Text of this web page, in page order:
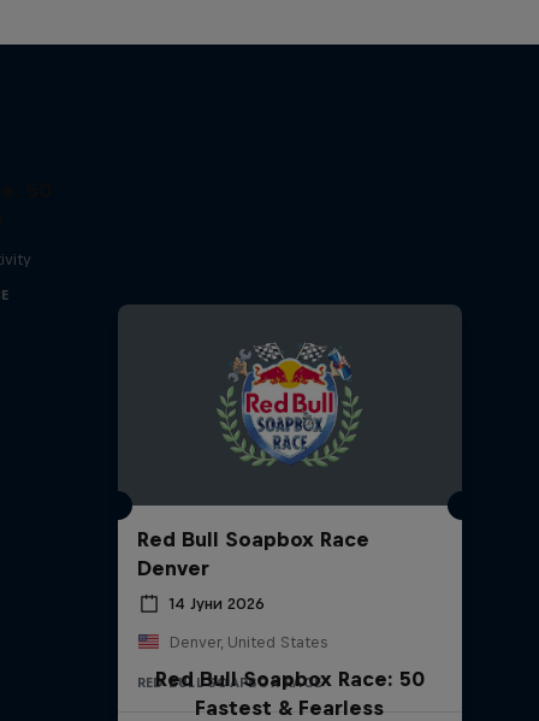
Red Bull Soapbox Race
Denver
14 Јуни 2026
Denver, United States
RED BULL SOAPBOX RACE
Red Bull Soapbox Race: 50
Fastest & Fearless